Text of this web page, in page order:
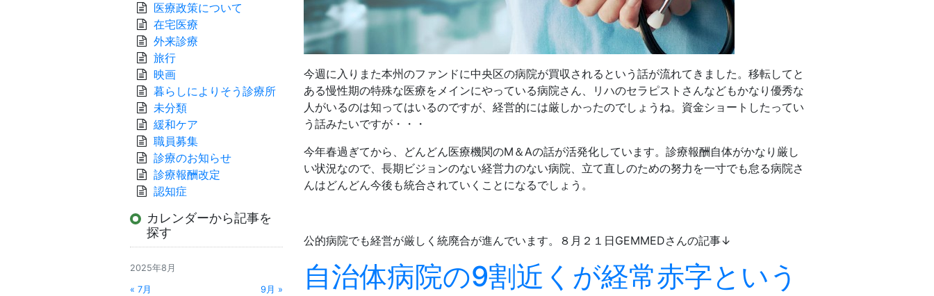
今週に入りまた本州のファンドに中央区の病院が買収されるという話が流れてきました。移転してと
ある慢性期の特殊な医療をメインにやっている病院さん、リハのセラピストさんなどもかなり優秀な
人がいるのは知ってはいるのですが、経営的には厳しかったのでしょうね。資金ショートしたってい
う話みたいですが・・・
今年春過ぎてから、どんどん医療機関のM＆Aの話が活発化しています。診療報酬自体がかなり厳し
い状況なので、長期ビジョンのない経営力のない病院、立て直しのための努力を一寸でも怠る病院さ
んはどんどん今後も統合されていくことになるでしょう。
公的病院でも経営が厳しく統廃合が進んでいます。８月２１日GEMMEDさんの記事↓
自治体病院の9割近くが経常赤字という
医療政策について
在宅医療
外来診療
旅行
映画
暮らしによりそう診療所
未分類
緩和ケア
職員募集
診療のお知らせ
診療報酬改定
認知症
カレンダーから記事を
探す
2025年8月
« 7月
9月 »